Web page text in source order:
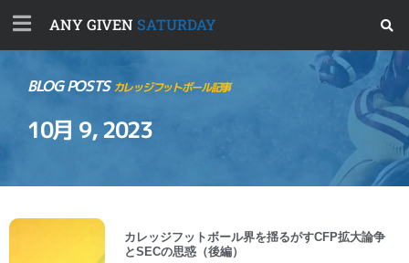
ANY GIVEN SATURDAY
BLOG POSTSカレッジフットボール記事
10月 9, 2023
カレッジフットボール界を揺るがすCFP拡大論争
とSECの思惑（後編）